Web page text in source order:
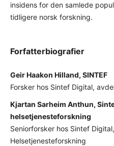
insidens for den samlede
tidligere norsk forskning.
Forfatterbiografier
Geir Haakon Hilland, SINTEF
Forsker hos Sintef Digital,
Kjartan Sarheim Anthun,
helsetjenesteforskning
Seniorforsker hos Sintef
Helsetjenesteforskning